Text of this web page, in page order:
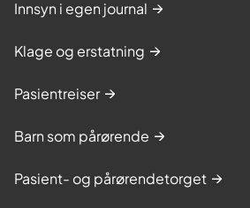
Innsyn i egen journal
Klage og erstatning
Pasientreiser
Barn som pårørende
Pasient- og pårørendetorget